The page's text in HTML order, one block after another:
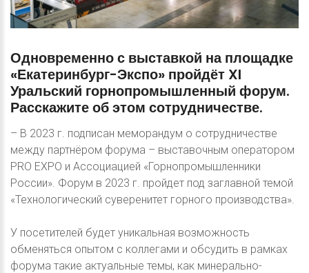
Одновременнос выставкой на площадке
«Екатеринбург-Экспо» пройдёт XI
Уральский горнопромышленный форум.
Расскажитеобэтом сотрудничестве.
– В 2023 г. подписан меморандум о сотрудничестве
между партнёром форума – выставочным оператором
PRO EXPO и Ассоциацией «Горнопромышленники
России». Форум в 2023 г. пройдет под заглавной темой
«Технологический суверенитет горного производства».
У посетителей будет уникальная возможность
обменяться опытом с коллегами и обсудить в рамках
форума такие актуальные темы, как минерально-